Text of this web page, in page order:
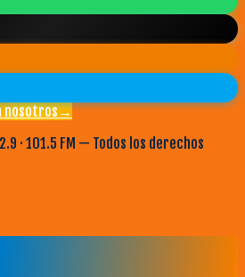
nosotros→
· 101.5 FM — Todos los derechos